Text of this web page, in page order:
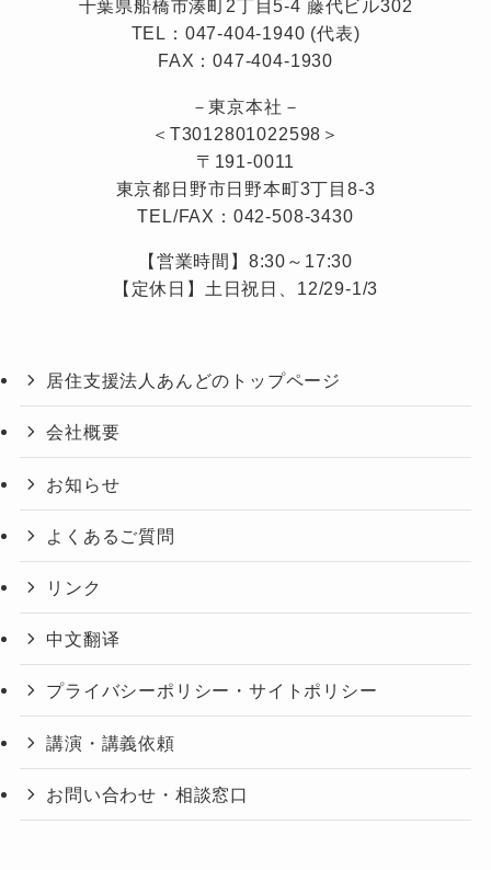
千葉県船橋市湊町2丁目5-4 藤代ビル302
TEL：047-404-1940 (代表)
FAX：047-404-1930
－東京本社－
＜T3012801022598＞
〒191-0011
東京都日野市日野本町3丁目8-3
TEL/FAX：042-508-3430
【営業時間】8:30～17:30
【定休日】土日祝日、12/29-1/3
居住支援法人あんどのトップページ
会社概要
お知らせ
よくあるご質問
リンク
中文翻译
プライバシーポリシー・サイトポリシー
講演・講義依頼
お問い合わせ・相談窓口